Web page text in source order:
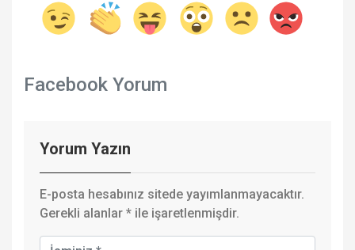
Facebook Yorum
Yorum Yazın
E-posta hesabınız sitede yayımlanmayacaktır.
Gerekli alanlar * ile işaretlenmişdir.